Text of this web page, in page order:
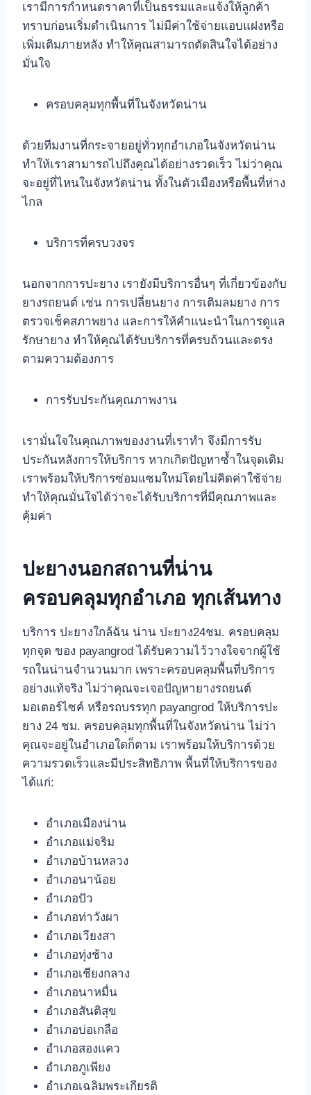
เรามีการกำหนดราคาที่เป็นธรรมและแจ้งให้ลูกค้า
ทราบก่อนเริ่มดำเนินการ ไม่มีค่าใช้จ่ายแอบแฝงหรือ
เพิ่มเติมภายหลัง ทำให้คุณสามารถตัดสินใจได้อย่าง
มั่นใจ
ครอบคลุมทุกพื้นที่ในจังหวัดน่าน
ด้วยทีมงานที่กระจายอยู่ทั่วทุกอำเภอในจังหวัดน่าน
ทำให้เราสามารถไปถึงคุณได้อย่างรวดเร็ว ไม่ว่าคุณ
จะอยู่ที่ไหนในจังหวัดน่าน ทั้งในตัวเมืองหรือพื้นที่ห่าง
ไกล
บริการที่ครบวงจร
นอกจากการปะยาง เรายังมีบริการอื่นๆ ที่เกี่ยวข้องกับ
ยางรถยนต์ เช่น การเปลี่ยนยาง การเติมลมยาง การ
ตรวจเช็คสภาพยาง และการให้คำแนะนำในการดูแล
รักษายาง ทำให้คุณได้รับบริการที่ครบถ้วนและตรง
ตามความต้องการ
การรับประกันคุณภาพงาน
เรามั่นใจในคุณภาพของงานที่เราทำ จึงมีการรับ
ประกันหลังการให้บริการ หากเกิดปัญหาซ้ำในจุดเดิม
เราพร้อมให้บริการซ่อมแซมใหม่โดยไม่คิดค่าใช้จ่าย
ทำให้คุณมั่นใจได้ว่าจะได้รับบริการที่มีคุณภาพและ
คุ้มค่า
ปะยางนอกสถานที่น่าน
ครอบคลุมทุกอำเภอ ทุกเส้นทาง
บริการ ปะยางใกล้ฉัน น่าน ปะยาง24ชม. ครอบคลุม
ทุกจุด ของ payangrod ได้รับความไว้วางใจจากผู้ใช้
รถในน่านจำนวนมาก เพราะครอบคลุมพื้นที่บริการ
อย่างแท้จริง ไม่ว่าคุณจะเจอปัญหายางรถยนต์
มอเตอร์ไซค์ หรือรถบรรทุก payangrod ให้บริการปะ
ยาง 24 ชม. ครอบคลุมทุกพื้นที่ในจังหวัดน่าน ไม่ว่า
คุณจะอยู่ในอำเภอใดก็ตาม เราพร้อมให้บริการด้วย
ความรวดเร็วและมีประสิทธิภาพ พื้นที่ให้บริการของ
ได้แก่:
อำเภอเมืองน่าน
อำเภอแม่จริม
อำเภอบ้านหลวง
อำเภอนาน้อย
อำเภอปัว
อำเภอท่าวังผา
อำเภอเวียงสา
อำเภอทุ่งช้าง
อำเภอเชียงกลาง
อำเภอนาหมื่น
อำเภอสันติสุข
อำเภอบ่อเกลือ
อำเภอสองแคว
อำเภอภูเพียง
อำเภอเฉลิมพระเกียรติ